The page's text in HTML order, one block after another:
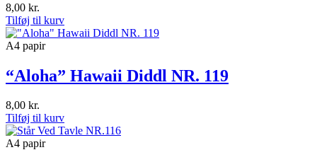
8,00 kr.
Tilføj til kurv
A4 papir
“Aloha” Hawaii Diddl NR. 119
8,00 kr.
Tilføj til kurv
A4 papir